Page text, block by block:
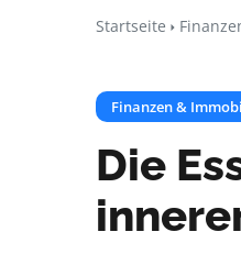
Startseite
Finanzen &
Die